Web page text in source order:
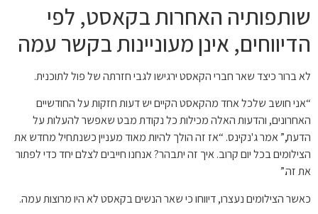
שותפותיה האחרות בקאסט, לפי
הדיווחים, אינן מעוניינות בקשר עמה
לא ברור כיצד שאר חברי הקאסט ירגישו לגבי חזרתה של פול לתוכנית.
“אני חושב שלכל אחד מהקאסט הקיים יש דעות חזקות על החודשיים
האחרונים, והדעות האלה מכילות כל נקודת מבט שאפשר להעלות על
הדעת,” אמר ג'נקינס. “אז זה הולך להיות מאוד מעניין כשנתחיל מחדש את
הצילומים בכל יום קרוב. איך זה יתבהר? אנחנו חייבים לצלם יחד כדי לפתור
את זה.”
כאשר הצילומים נעצרו, דיווחו כי שאר הנשים בקאסט לא היו מרוצות עמה.